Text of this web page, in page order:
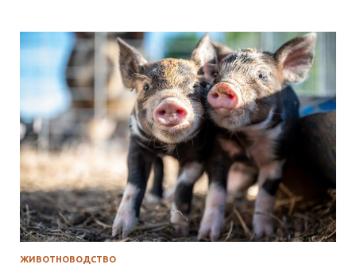
ЖИВОТНОВОДСТВО